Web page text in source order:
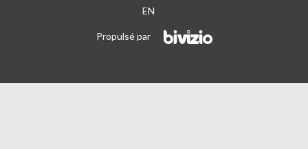
EN
Propulsé par